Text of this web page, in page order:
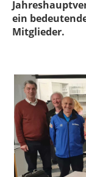
ein
Mitglieder.